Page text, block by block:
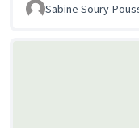
Sabine Soury-